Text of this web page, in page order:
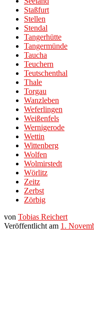
Staßfurt
Stellen
Stendal
Tangerhütte
Tangermünde
Taucha
Teuchern
Teutschenthal
Thale
Torgau
Wanzleben
Weferlingen
Weißenfels
Wernigerode
Wettin
Wittenberg
Wolfen
Wolmirstedt
Wörlitz
Zeitz
Zerbst
Zörbig
von Tobias Reichert
Veröffentlicht am 1.